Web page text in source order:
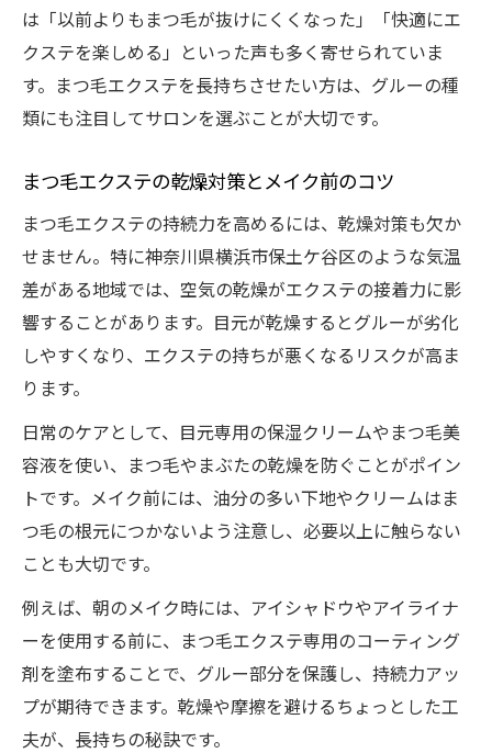
持続力を引き出すまつ毛エクステコーティ
ング剤の重要性
まつ毛エクステの美しさを守る洗顔料と選
び方
り
まつ毛エクステ長持ちのための優しい洗顔
テクニック
水分管理がまつ毛エクステの持ちを左右す
る理由
洗顔後の乾燥ケアでまつ毛エクステを守る
まつ毛エクステのためのおすすめ乾燥対策
を解説
摩擦を避けてまつ毛エクステ維持力アップ
の秘訣
健康な自まつ毛がエクステ持続の鍵となる理由
まつ毛エクステ長持ちには健康な自まつ毛
が重要
毎日の美容液ケアでまつ毛エクステの持続
力アップ
は「以前よりもまつ毛が抜けにくくなった」「快適にエ
クステを楽しめる」といった声も多く寄せられていま
す。まつ毛エクステを長持ちさせたい方は、グルーの種
類にも注目してサロンを選ぶことが大切です。
まつ毛エクステの乾燥対策とメイク前のコツ
まつ毛エクステの持続力を高めるには、乾燥対策も欠か
せません。特に神奈川県横浜市保土ケ谷区のような気温
差がある地域では、空気の乾燥がエクステの接着力に影
響することがあります。目元が乾燥するとグルーが劣化
しやすくなり、エクステの持ちが悪くなるリスクが高ま
ります。
日常のケアとして、目元専用の保湿クリームやまつ毛美
容液を使い、まつ毛やまぶたの乾燥を防ぐことがポイン
トです。メイク前には、油分の多い下地やクリームはま
つ毛の根元につかないよう注意し、必要以上に触らない
ことも大切です。
例えば、朝のメイク時には、アイシャドウやアイライナ
ーを使用する前に、まつ毛エクステ専用のコーティング
剤を塗布することで、グルー部分を保護し、持続力アッ
プが期待できます。乾燥や摩擦を避けるちょっとした工
夫が、長持ちの秘訣です。